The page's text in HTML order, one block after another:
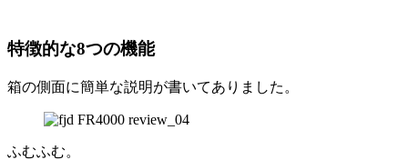
特徴的な8つの機能
箱の側面に簡単な説明が書いてありました。
ふむふむ。